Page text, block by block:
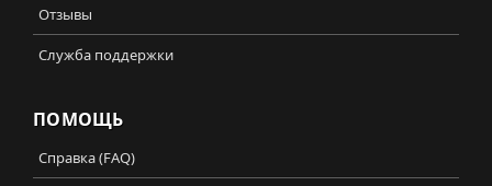
Отзывы
Служба поддержки
ПОМОЩЬ
Справка (FAQ)